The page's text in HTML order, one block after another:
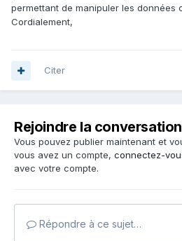
permettant de manipuler les données
Cordialement,
Citer
Rejoindre la conversation
Vous pouvez publier maintenant et
vous avez un compte, connectez-
avec votre compte.
Répondre à ce sujet…